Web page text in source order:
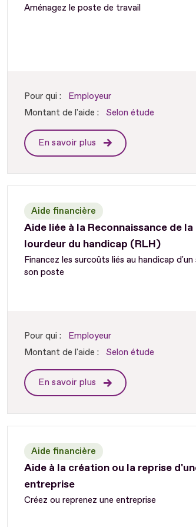
Aménagez le poste de travail
Pour qui :
Employeur
Montant de l'aide :
Selon étude
En savoir plus
Aide liée à la Reconnaissance de la
lourdeur du handicap (RLH)
Aide financière
Financez les surcoûts liés au handicap d'un
son poste
Pour qui :
Employeur
Montant de l'aide :
Selon étude
En savoir plus
Aide à la création ou la reprise
entreprise
Aide financière
Créez ou reprenez une entreprise